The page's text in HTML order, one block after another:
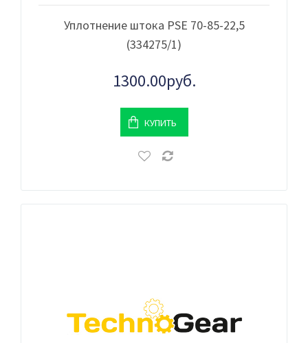
Уплотнение штока PSE 70-85-22,5
(334275/1)
1300.00руб.
КУПИТЬ